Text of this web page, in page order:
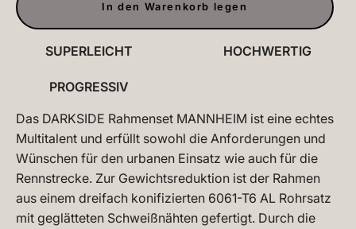
In den Warenkorb legen
SUPERLEICHT HOCHWERTIG
PROGRESSIV
Das DARKSIDE Rahmenset MANNHEIM ist eine echtes
Multitalent und erfüllt sowohl die Anforderungen und
Wünschen für den urbanen Einsatz wie auch für die
Rennstrecke. Zur Gewichtsreduktion ist der Rahmen
aus einem dreifach konifizierten 6061-T6 AL Rohrsatz
mit geglätteten Schweißnähten gefertigt. Durch die